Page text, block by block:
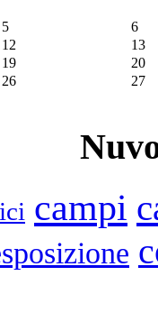
5
6
12
13
19
20
26
27
campi